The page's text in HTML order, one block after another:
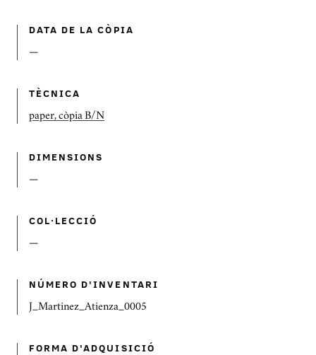
DATA DE LA CÒPIA
—
TÈCNICA
paper, còpia B/N
DIMENSIONS
—
COL·LECCIÓ
—
NÚMERO D'INVENTARI
J_Martinez_Atienza_0005
FORMA D'ADQUISICIÓ